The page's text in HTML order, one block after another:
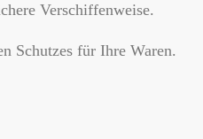
Verschiffenweise.
Schutzes für Ihre Waren.